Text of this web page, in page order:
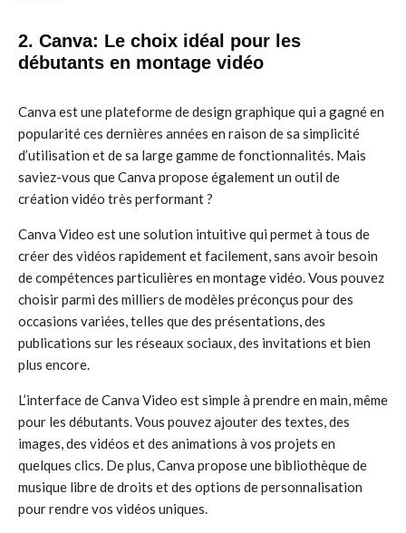
2. Canva: Le choix idéal pour les
débutants en montage vidéo
Canva est une plateforme de design graphique qui a gagné en
popularité ces dernières années en raison de sa simplicité
d’utilisation et de sa large gamme de fonctionnalités. Mais
saviez-vous que Canva propose également un outil de
création vidéo très performant ?
Canva Video est une solution intuitive qui permet à tous de
créer des vidéos rapidement et facilement, sans avoir besoin
de compétences particulières en montage vidéo. Vous pouvez
choisir parmi des milliers de modèles préconçus pour des
occasions variées, telles que des présentations, des
publications sur les réseaux sociaux, des invitations et bien
plus encore.
L’interface de Canva Video est simple à prendre en main, même
pour les débutants. Vous pouvez ajouter des textes, des
images, des vidéos et des animations à vos projets en
quelques clics. De plus, Canva propose une bibliothèque de
musique libre de droits et des options de personnalisation
pour rendre vos vidéos uniques.